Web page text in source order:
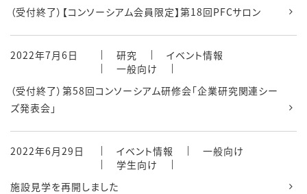
（受付終了）【コンソーシアム会員限定】第18回PFCサロン
2022年7月6日 研究
イベント情報
一般向け
（受付終了）第58回コンソーシアム研修会「企業研究関連シー
ズ発表会」
2022年6月29日 イベント情報
一般向け
学生向け
施設見学を再開しました